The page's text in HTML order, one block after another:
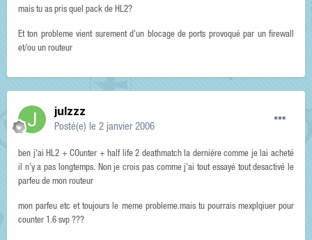
mais tu as pris quel pack de HL2?
Et ton probleme vient surement d'un blocage de ports provoqué par un firewall
et/ou un routeur
julzzz
Posté(e) le 2 janvier 2006
ben j'ai HL2 + COunter + half life 2 deathmatch la derniére comme je lai acheté
il n'y a pas longtemps. Non je crois pas comme j'ai tout essayé tout desactivé le
parfeu de mon routeur
mon parfeu etc et toujours le meme probleme.mais tu pourrais mexplqiuer pour
counter 1.6 svp ???